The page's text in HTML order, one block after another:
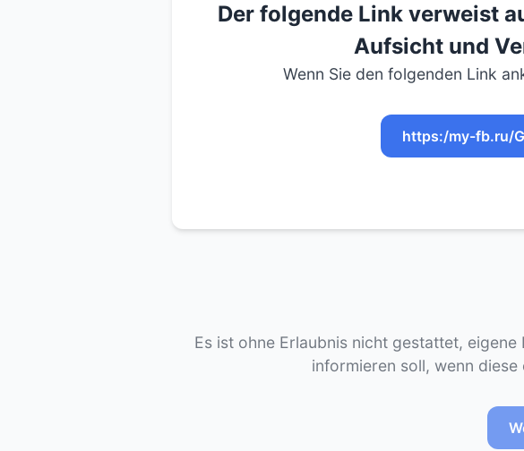
Der folgende Link verweist
Aufsicht und
Wenn Sie den folgenden Link
https:/my-fb.ru/
Es ist ohne Erlaubnis nicht gestattet,
informieren soll, wenn